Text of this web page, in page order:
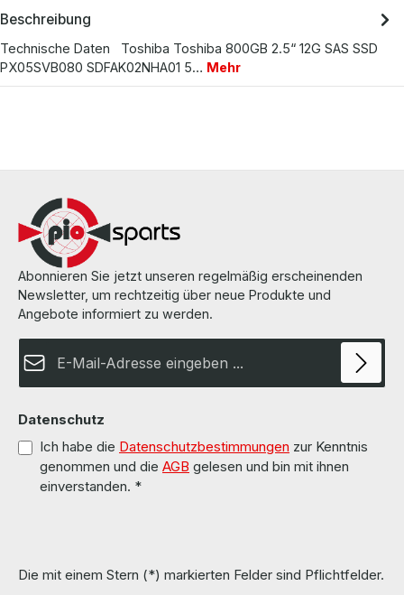
Beschreibung
Technische Daten Toshiba Toshiba 800GB 2.5“ 12G SAS SSD
PX05SVB080 SDFAK02NHA01 5… Mehr
Abonnieren Sie jetzt unseren regelmäßig erscheinenden
Newsletter, um rechtzeitig über neue Produkte und
Angebote informiert zu werden.
Datenschutz
Ich habe die Datenschutzbestimmungen zur Kenntnis
genommen und die AGB gelesen und bin mit ihnen
einverstanden. *
Die mit einem Stern (*) markierten Felder sind Pflichtfelder.